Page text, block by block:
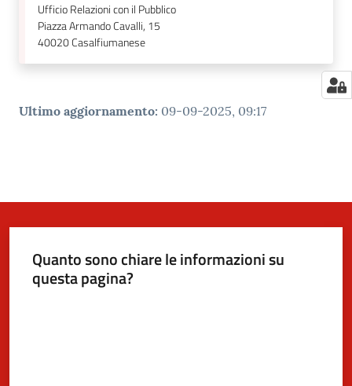
Ufficio Relazioni con il Pubblico
Piazza Armando Cavalli, 15
40020Casalfiumanese
Ultimo aggiornamento: 09-09-2025, 09:17
Quanto sono chiare le informazioni su
questa pagina?